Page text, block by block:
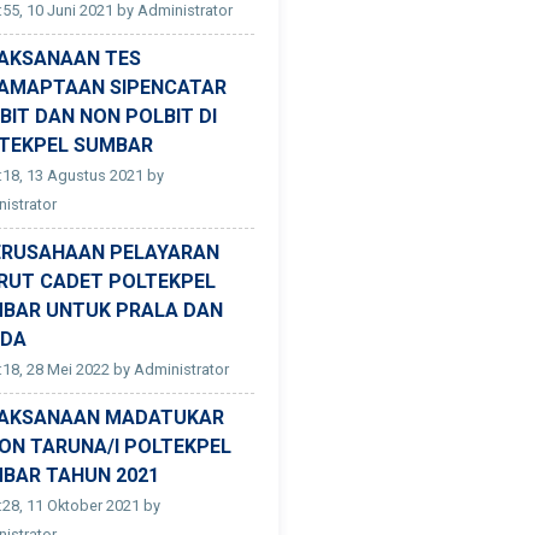
10 Juni 2021 by Administrator
TES
SIPENCATAR
DAN NON POLBIT DI
SUMBAR
13 Agustus 2021 by
PELAYARAN
CADET POLTEKPEL
UNTUK PRALA DAN
28 Mei 2022 by Administrator
MADATUKAR
TARUNA/I POLTEKPEL
TAHUN 2021
11 Oktober 2021 by